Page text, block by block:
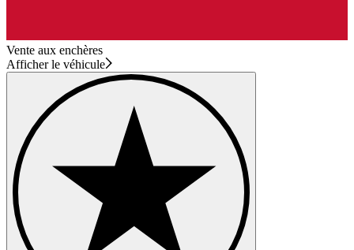
Vente aux enchères
Afficher le véhicule